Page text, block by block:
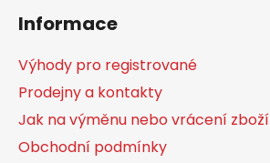
Informace
Výhody pro registrované
Prodejny a kontakty
Jak na výměnu nebo vrácení zboží
Obchodní podmínky